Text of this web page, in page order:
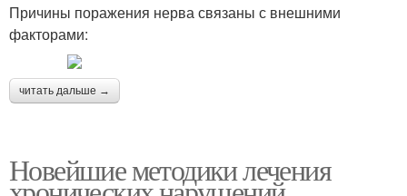
Причины поражения нерва связаны с внешними
факторами:
читать дальше →
Новейшие методики лечения